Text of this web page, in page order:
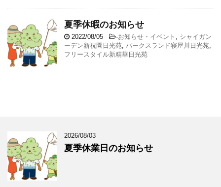
夏季休暇のお知らせ
2022/08/05 -お知らせ・イベント
シャイガン
ーデン新祝園日光苑 パークスランド寝屋川日光苑
フリースタイル新精華日光苑
2026/08/03
夏季休業日のお知らせ